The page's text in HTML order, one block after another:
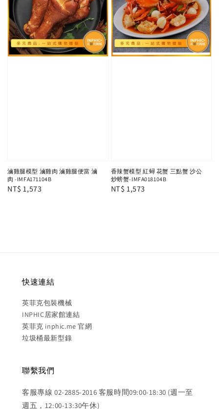
滷雞腿模型 滷雞肉 滷雞腿便當 滷
肉 -IMFA171104B
Regular
NT$ 1,573
香辣蟹模型 紅蟳 花蟹 三點蟹 沙公
炒螃蟹-IMFA018104B
Regular
NT$ 1,573
快速連結
英菲克包裝機械
INPHIC居家館連結
英菲克 inphic.me 官網
垃圾桶最新型錄
聯繫我們
客服專線 02-2885-2016 客服時間09:00-18:30 (週一至
週五，12:00-13:30午休)